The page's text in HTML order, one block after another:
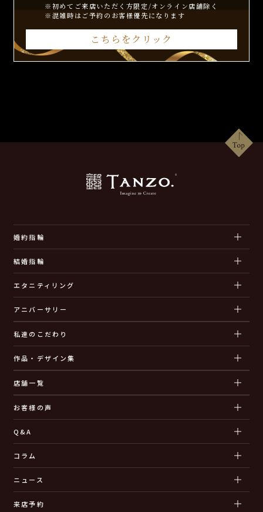
※初めてご来店いただく方限定/オンライン店舗除く
※混雑時はご予約のお客様優先になります
こちらをクリック
婚約指輪
結婚指輪
エタニティリング
アニバーサリー
私達のこだわり
作品・デザイン集
店舗一覧
お客様の声
Q&A
コラム
ニュース
来店予約